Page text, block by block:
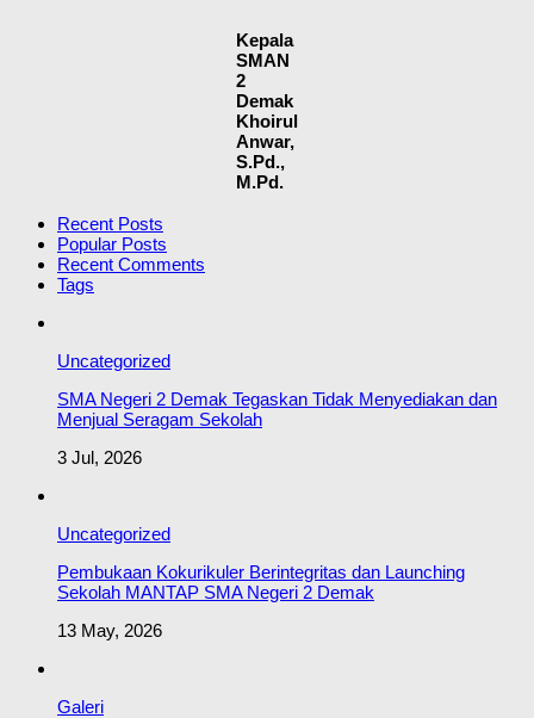
Kepala
SMAN
2
Demak
Khoirul
Anwar,
S.Pd.,
M.Pd.
Recent Posts
Popular Posts
Recent Comments
Tags
Uncategorized
SMA Negeri 2 Demak Tegaskan Tidak Menyediakan dan
Menjual Seragam Sekolah
3 Jul, 2026
Uncategorized
Pembukaan Kokurikuler Berintegritas dan Launching
Sekolah MANTAP SMA Negeri 2 Demak
13 May, 2026
Galeri